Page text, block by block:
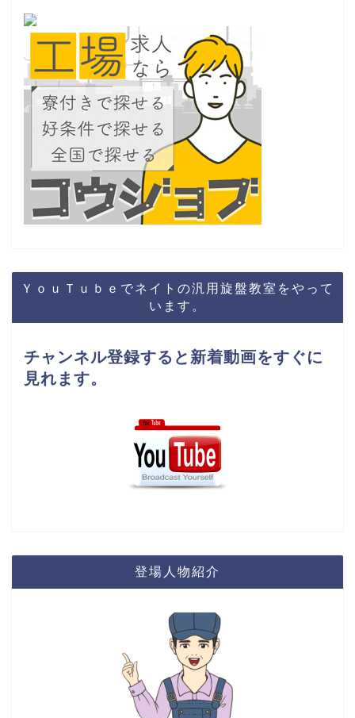
ＹｏｕＴｕｂｅでネイトの汎用旋盤教室をやって
います。
チャンネル登録すると新着動画をすぐに
見れます。
登場人物紹介